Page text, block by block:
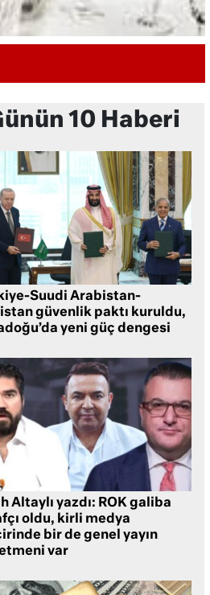
10 Haberi
Suudi Arabistan-
güvenlik paktı kuruldu,
yeni güç dengesi
Altaylı yazdı: ROK galiba
oldu, kirli medya
bir de genel yayın
var